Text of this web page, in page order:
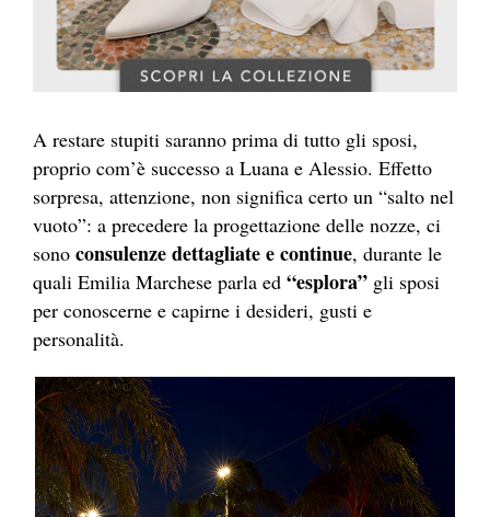
A restare stupiti saranno prima di tutto gli sposi,
proprio com’è successo a Luana e Alessio. Effetto
sorpresa, attenzione, non significa certo un “salto nel
vuoto”: a precedere la progettazione delle nozze, ci
sono consulenze dettagliate e continue, durante le
quali Emilia Marchese parla ed “esplora” gli sposi
per conoscerne e capirne i desideri, gusti e
personalità.